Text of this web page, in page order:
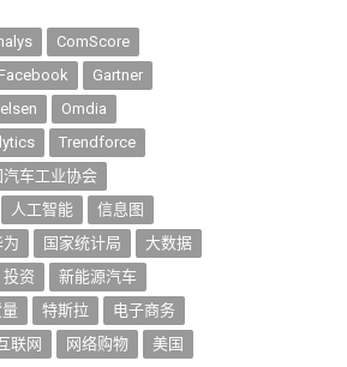
ComScore
Facebook
Gartner
Omdia
Trendforce
汽车工业协会
人工智能
信息图
为 国家统计局
大数据
投资
新能源汽车
特斯拉
电子商务
联网 网络购物
美国